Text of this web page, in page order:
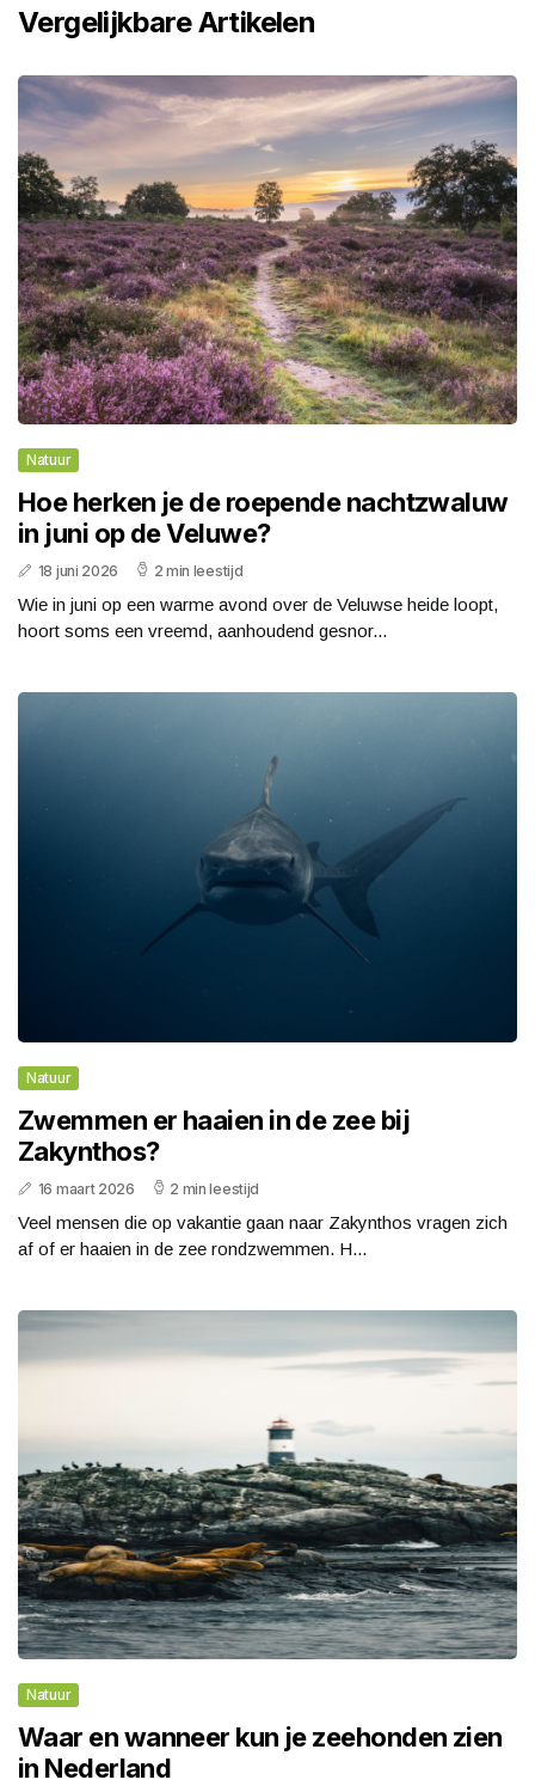
Vergelijkbare Artikelen
Natuur
Hoe herken je de roepende nachtzwaluw
in juni op de Veluwe?
18 juni 2026 2 min leestijd
Wie in juni op een warme avond over de Veluwse heide loopt,
hoort soms een vreemd, aanhoudend gesnor...
Natuur
Zwemmen er haaien in de zee bij
Zakynthos?
16 maart 2026 2 min leestijd
Veel mensen die op vakantie gaan naar Zakynthos vragen zich
af of er haaien in de zee rondzwemmen. H...
Natuur
Waar en wanneer kun je zeehonden zien
in Nederland